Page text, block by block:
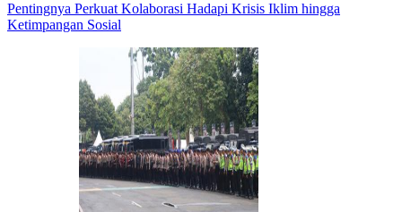
Pentingnya Perkuat Kolaborasi Hadapi Krisis Iklim hingga
Ketimpangan Sosial